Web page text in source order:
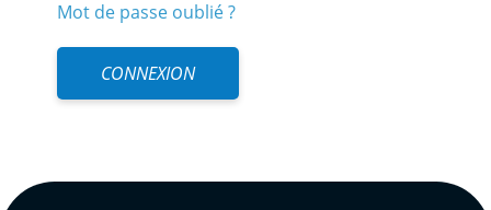
Mot de passe oublié ?
CONNEXION